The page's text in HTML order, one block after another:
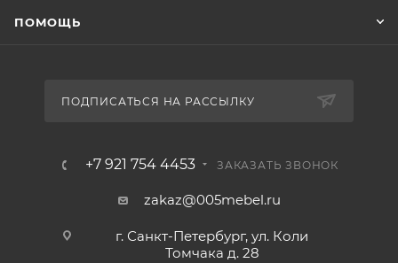
ПОМОЩЬ
ПОДПИСАТЬСЯ НА РАССЫЛКУ
+7 921 754 4453 ЗАКАЗАТЬ ЗВОНОК
zakaz@005mebel.ru
г. Санкт-Петербург, ул. Коли
Томчака д. 28